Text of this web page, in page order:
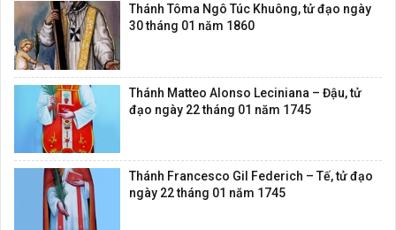
Thánh Tôma Ngô Túc Khuông, tử đạo ngày
30 tháng 01 năm 1860
Thánh Matteo Alonso Leciniana – Đậu, tử
đạo ngày 22 tháng 01 năm 1745
Thánh Francesco Gil Federich – Tế, tử đạo
ngày 22 tháng 01 năm 1745